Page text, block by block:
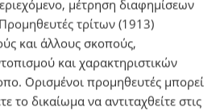
μέτρηση διαφημίσεων
Προμηθευτές τρίτων (1913)
και άλλους σκοπούς,
και χαρακτηριστικών
Ορισμένοι προμηθευτές μπορεί
το δικαίωμα να αντιταχθείτε στις